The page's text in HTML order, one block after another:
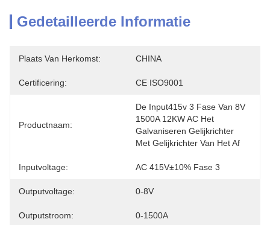
Gedetailleerde Informatie
Plaats Van Herkomst: CHINA
Certificering: CE ISO9001
Productnaam:
De Input415v 3 Fase Van 8V
1500A 12KW AC Het
Galvaniseren Gelijkrichter
Met Gelijkrichter Van Het Af
Inputvoltage: AC 415V±10% Fase 3
Outputvoltage: 0-8V
Outputstroom: 0-1500A